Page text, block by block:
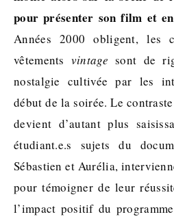
pour présenter son film et
Années 2000 obligent, les
vêtements vintagesont de
nostalgie cultivée par les
début de la soirée. Le
devient d’autant plus
étudiant.e.s sujets du
Sébastien et Aurélia,
pour témoigner de leur
l’impact positif du